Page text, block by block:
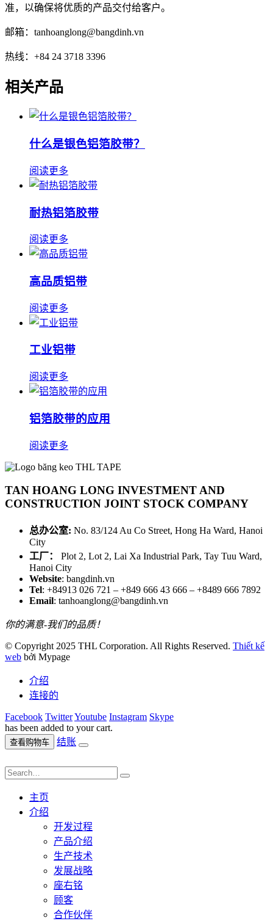
准，以确保将优质的产品交付给客户。
邮箱：tanhoanglong@bangdinh.vn
热线：+84 24 3718 3396
相关产品
什么是银色铝箔胶带？
阅读更多
耐热铝箔胶带
阅读更多
高品质铝带
阅读更多
工业铝带
阅读更多
铝箔胶带的应用
阅读更多
TAN HOANG LONG INVESTMENT AND
CONSTRUCTION JOINT STOCK COMPANY
总办公室: No. 83/124 Au Co Street, Hong Ha Ward, Hanoi
City
工厂：
Plot 2, Lot 2, Lai Xa Industrial Park, Tay Tuu Ward,
Hanoi City
Website: bangdinh.vn
Tel: +84913 026 721 – +849 666 43 666 – +8489 666 7892
Email: tanhoanglong@bangdinh.vn
你的满意-我们的品质！
© Copyright 2025 THL Corporation. All Rights Reserved. Thiết kế
web bởi Mypage
介绍
连接的
Facebook TwitterYoutube Instagram Skype
has been added to your cart.
查看购物车 结账
主页
介绍
开发过程
产品介绍
生产技术
发展战略
座右铭
顾客
合作伙伴